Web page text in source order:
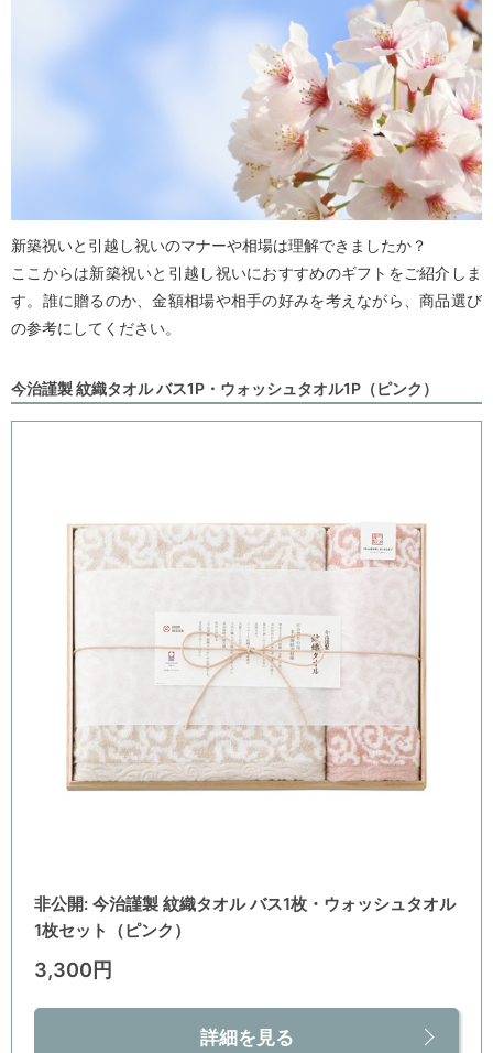
新築祝いと引越し祝いのマナーや相場は理解できましたか？
ここからは新築祝いと引越し祝いにおすすめのギフトをご紹介しま
す。誰に贈るのか、金額相場や相手の好みを考えながら、商品選び
の参考にしてください。
今治謹製 紋織タオル バス1P・ウォッシュタオル1P（ピンク）
非公開: 今治謹製 紋織タオル バス1枚・ウォッシュタオル
1枚セット（ピンク）
3,300円
詳細を見る